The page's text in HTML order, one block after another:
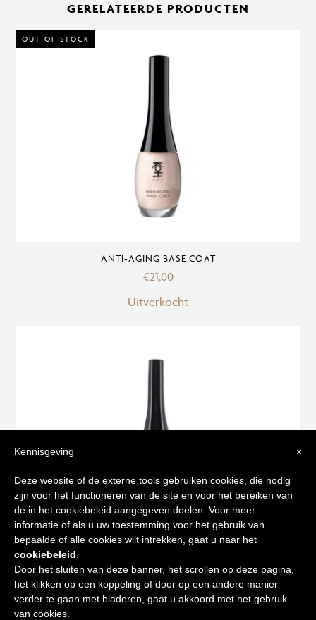
GERELATEERDE PRODUCTEN
OUT OF STOCK
ANTI-AGING BASE COAT
€21,00
Uitverkocht
€19,95
Toevoegen aan winkelwagen
Tips voor
een stralende huid
Schrijf je in op onze nieuwsbrief en
ontvang de beste tips en promoties
Inschrijven
×
Kennisgeving
Deze website of de externe tools gebruiken cookies, die nodig
zijn voor het functioneren van de site en voor het bereiken van
de in het cookiebeleid aangegeven doelen. Voor meer
informatie of als u uw toestemming voor het gebruik van
bepaalde of alle cookies wilt intrekken, gaat u naar het
cookiebeleid
Door het sluiten van deze banner, het scrollen op deze pagina,
het klikken op een koppeling of door op een andere manier
verder te gaan met bladeren, gaat u akkoord met het gebruik
van cookies.